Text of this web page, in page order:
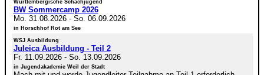
Württembergische Schachjugend
BW Sommercamp 2026
Mo. 31.08.2026- So. 06.09.2026
in Horschhof Rot am See
WSJ Ausbildung
Juleica Ausbildung - Teil 2
Fr. 11.09.2026- So. 13.09.2026
in Jugendakademie Weil der Stadt